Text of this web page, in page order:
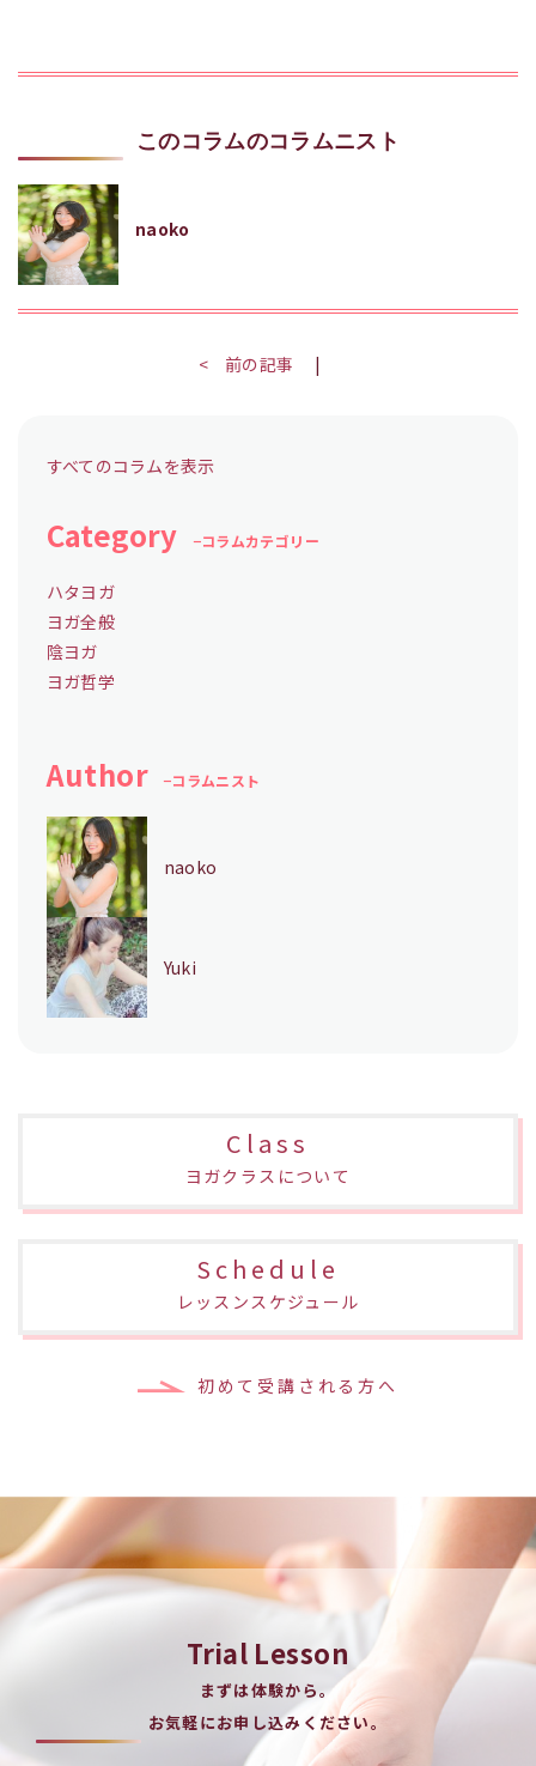
このコラムのコラムニスト
naoko
< 前の記事 |
すべてのコラムを表示
Category コラムカテゴリー
ハタヨガ
ヨガ全般
陰ヨガ
ヨガ哲学
Author コラムニスト
naoko
Yuki
Class
ヨガクラスについて
Schedule
レッスンスケジュール
初めて受講される方へ
Trial Lesson
まずは体験から。
お気軽にお申し込みください。